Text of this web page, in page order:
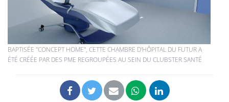
BAPTISÉE "CONCEPT HOME", CETTE CHAMBRE D'HÔPITAL DU FUTUR A
ÉTÉ CRÉÉE PAR DES PME REGROUPÉES AU SEIN DU CLUBSTER SANTÉ